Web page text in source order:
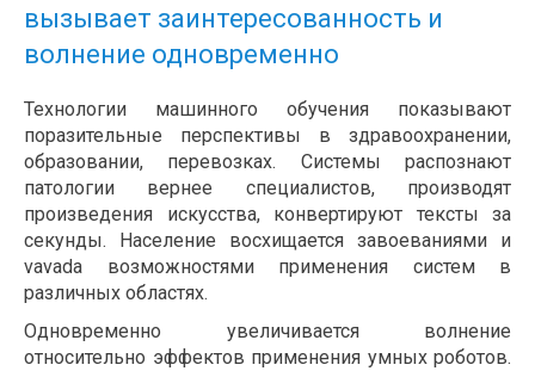
вызывает заинтересованность и
волнение одновременно
Технологии машинного обучения показывают
поразительные перспективы в здравоохранении,
образовании, перевозках. Системы распознают
патологии вернее специалистов, производят
произведения искусства, конвертируют тексты за
секунды. Население восхищается завоеваниями и
vavada возможностями применения систем в
различных областях.
Одновременно увеличивается волнение
относительно эффектов применения умных роботов.